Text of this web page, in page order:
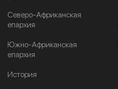
Северо-Африканская
епархия
Южно-Африканская
епархия
История